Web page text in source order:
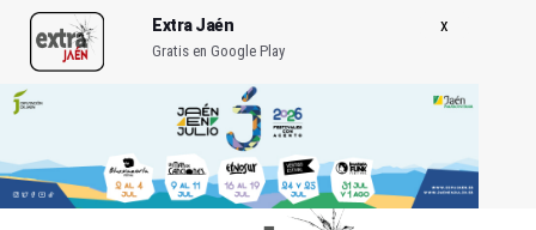
Extra Jaén
Gratis en Google Play